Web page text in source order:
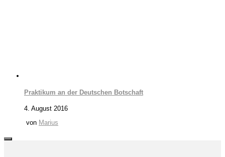
Praktikum an der Deutschen Botschaft
4. August 2016
von Marius